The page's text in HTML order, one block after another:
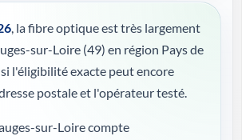
, la fibre optique est très largement
sur-Loire (49) en région Pays de
si l'éligibilité exacte peut encore
postale et l'opérateur testé.
sur-Loire compte